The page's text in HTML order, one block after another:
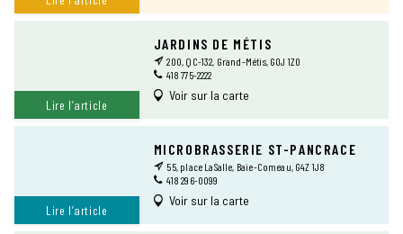
Lire l’article
JARDINS DE MÉTIS
200, QC-132, Grand-Métis, G0J 1Z0
418 775-2222
Voir sur la carte
Lire l’article
MICROBRASSERIE ST-PANCRACE
55, place LaSalle, Baie-Comeau, G4Z 1J8
418 296-0099
Voir sur la carte